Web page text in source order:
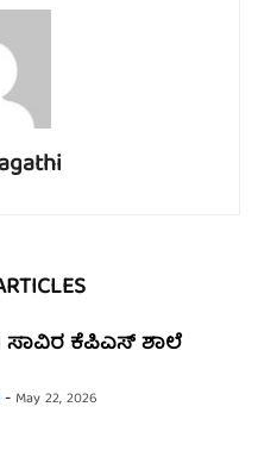
ಸಾವಿರ ಕೆಪಿಎಸ್ ಶಾಲೆ
- May 22, 2026